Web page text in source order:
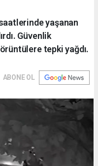
yaşanan
Güvenlik
tepki yağdı.
ABONE OL